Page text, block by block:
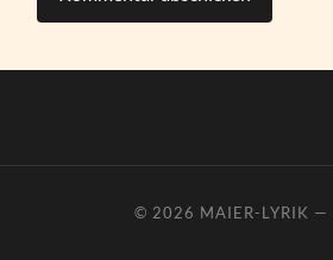
© 2026 MAIER-LYRIK —